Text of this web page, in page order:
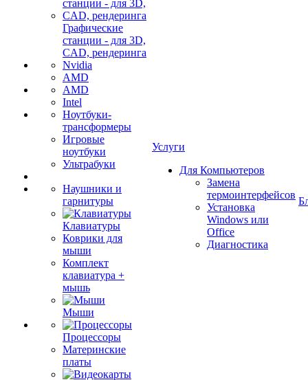
Графические
станции - для 3D,
CAD, рендеринга
Nvidia
AMD
AMD
Intel
Ноутбуки-
трансформеры
Игровые
ноутбуки
Ультрабуки
Наушники и
гарнитуры
Клавиатуры
Коврики для
мыши
Комплект
клавиатура +
мышь
Мыши
Процессоры
Материнские
платы
Услуги
Для Компьютеров
Замена
термоинтерфейсов
Установка
Windows или
Office
Диагностика